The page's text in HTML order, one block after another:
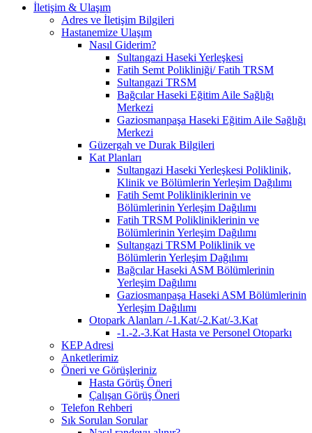
İletişim & Ulaşım
Adres ve İletişim Bilgileri
Hastanemize Ulaşım
Nasıl Giderim?
Sultangazi Haseki Yerleşkesi
Fatih Semt Polikliniği/ Fatih TRSM
Sultangazi TRSM
Bağcılar Haseki Eğitim Aile Sağlığı
Merkezi
Gaziosmanpaşa Haseki Eğitim Aile Sağlığı
Merkezi
Güzergah ve Durak Bilgileri
Kat Planları
Sultangazi Haseki Yerleşkesi Poliklinik,
Klinik ve Bölümlerin Yerleşim Dağılımı
Fatih Semt Polikliniklerinin ve
Bölümlerinin Yerleşim Dağılımı
Fatih TRSM Polikliniklerinin ve
Bölümlerinin Yerleşim Dağılımı
Sultangazi TRSM Poliklinik ve
Bölümlerin Yerleşim Dağılımı
Bağcılar Haseki ASM Bölümlerinin
Yerleşim Dağılımı
Gaziosmanpaşa Haseki ASM Bölümlerinin
Yerleşim Dağılımı
Otopark Alanları /-1.Kat/-2.Kat/-3.Kat
-1.-2.-3.Kat Hasta ve Personel Otoparkı
KEP Adresi
Anketlerimiz
Öneri ve Görüşleriniz
Hasta Görüş Öneri
Çalışan Görüş Öneri
Telefon Rehberi
Sık Sorulan Sorular